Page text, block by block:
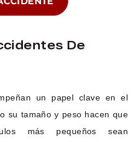
De
un papel clave en el
su tamaño y peso hacen que
más pequeños sean